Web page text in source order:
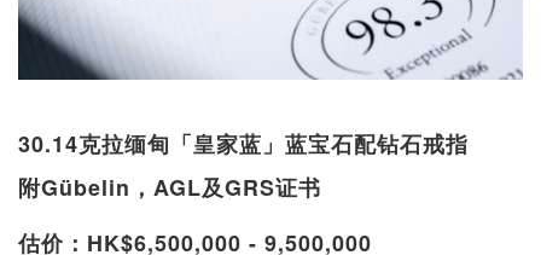
30.14克拉缅甸「皇家蓝」蓝宝石配钻石戒指
附Gübelin，AGL及GRS证书
估价：HK$6,500,000 - 9,500,000